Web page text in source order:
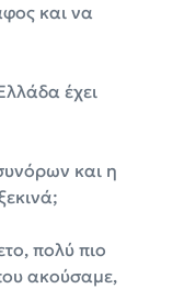
και να
έχει
και η
πολύ πιο
ακούσαμε,